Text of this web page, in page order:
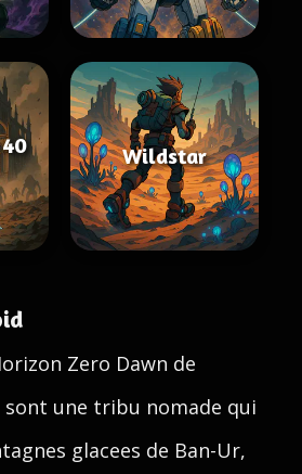
Wildstar
Zero Dawn de
sont une tribu nomade qui
glacees de Ban-Ur,